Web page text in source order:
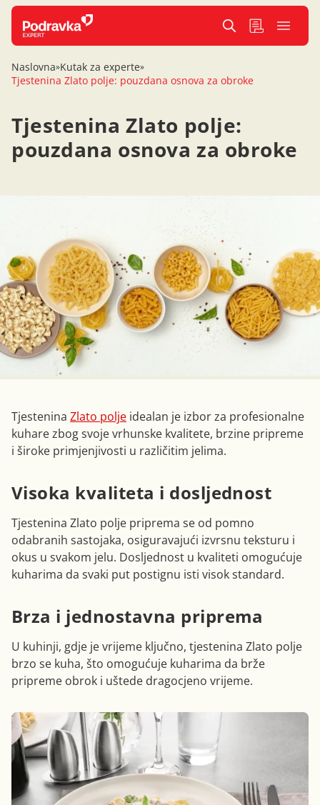
Naslovna»Kutak za experte»
Tjestenina Zlato polje: pouzdana osnova za obroke
Tjestenina Zlato polje:
pouzdana osnova za obroke
Tjestenina Zlato polje idealan je izbor za profesionalne
kuhare zbog svoje vrhunske kvalitete, brzine pripreme
i široke primjenjivosti u različitim jelima.
Visoka kvaliteta i dosljednost
Tjestenina Zlato polje priprema se od pomno
odabranih sastojaka, osiguravajući izvrsnu teksturu i
okus u svakom jelu. Dosljednost u kvaliteti omogućuje
kuharima da svaki put postignu isti visok standard.
Brza i jednostavna priprema
U kuhinji, gdje je vrijeme ključno, tjestenina Zlato polje
brzo se kuha, što omogućuje kuharima da brže
pripreme obrok i uštede dragocjeno vrijeme.